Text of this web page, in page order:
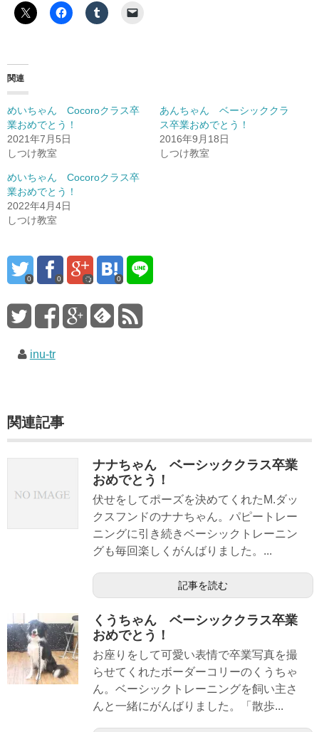
関連
めいちゃん Cocoroクラス卒
業おめでとう！
2021年7月5日
しつけ教室
あんちゃん ベーシッククラ
ス卒業おめでとう！
2016年9月18日
しつけ教室
めいちゃん Cocoroクラス卒
業おめでとう！
2022年4月4日
しつけ教室
0 0 0
inu-tr
関連記事
ナナちゃん ベーシッククラス卒業
おめでとう！
伏せをしてポーズを決めてくれたM.ダッ
クスフンドのナナちゃん。パピートレー
ニングに引き続きベーシックトレーニン
グも毎回楽しくがんばりました。...
記事を読む
くうちゃん ベーシッククラス卒業
おめでとう！
お座りをして可愛い表情で卒業写真を撮
らせてくれたボーダーコリーのくうちゃ
ん。ベーシックトレーニングを飼い主さ
んと一緒にがんばりました。「散歩...